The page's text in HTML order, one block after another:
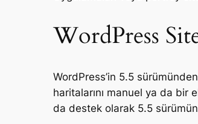
WordPress
WordPress’in 5.5
haritalarını manuel ya da bir
da destek olarak 5.5